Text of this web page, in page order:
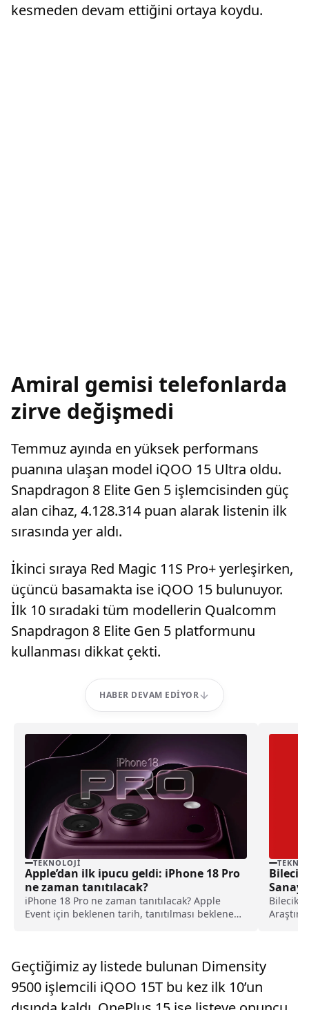
kesmeden devam ettiğini ortaya koydu.
Amiral gemisi telefonlarda
zirve değişmedi
Temmuz ayında en yüksek performans
puanına ulaşan model iQOO 15 Ultra oldu.
Snapdragon 8 Elite Gen 5 işlemcisinden güç
alan cihaz, 4.128.314 puan alarak listenin ilk
sırasında yer aldı.
İkinci sıraya Red Magic 11S Pro+ yerleşirken,
üçüncü basamakta ise iQOO 15 bulunuyor.
İlk 10 sıradaki tüm modellerin Qualcomm
Snapdragon 8 Elite Gen 5 platformunu
kullanması dikkat çekti.
HABER DEVAM EDIYOR
TEKNOLOJI
Apple’dan ilk ipucu geldi: iPhone 18 Pro
ne zaman tanıtılacak?
iPhone 18 Pro ne zaman tanıtılacak? Apple
Event için beklenen tarih, tanıtılması beklenen
Bilecik
Bilecik
Geçtiğimiz ay listede bulunan Dimensity
9500 işlemcili iQOO 15T bu kez ilk 10’un